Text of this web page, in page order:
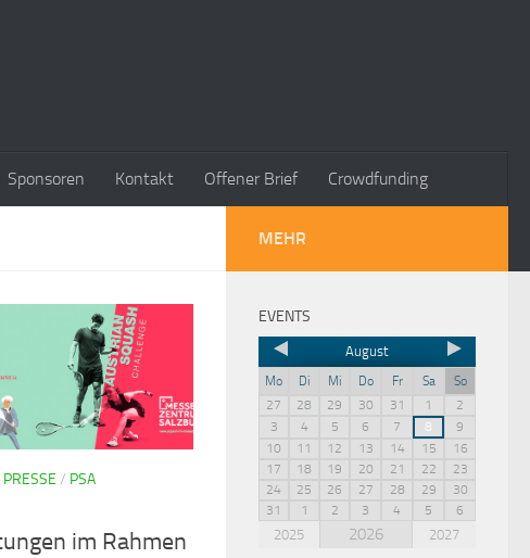
Sponsoren Kontakt Offener Brief Crowdfunding
PRESSE / PSA
im Rahmen
MEHR
EVENTS
August
Mo Di Mi Do Fr Sa
So
27
28 29 30 31 1
2
3
4 5 6 7 8
9
10
11 12 13 14 15
16
17
18 19 20 21 22
23
24
25 26 27 28 29
30
31
1 2 3 4 5 6
2025 2026 2027